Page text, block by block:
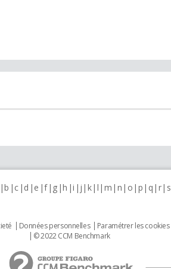
b c d e f g h i j k l m n o p q r s
Données personnelles Paramétrer les cookies
© 2022 CCM Benchmark